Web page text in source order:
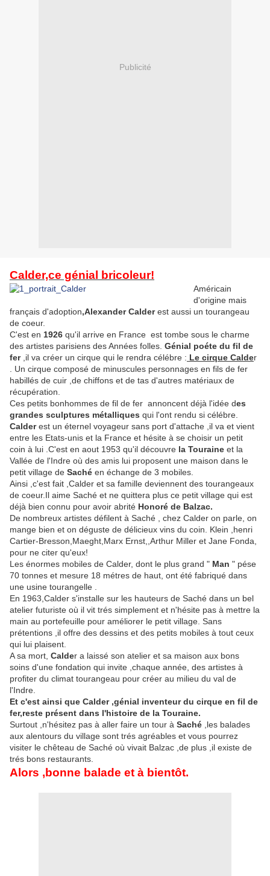
Publicité
Calder,ce génial bricoleur!
Américain
d'origine mais
français d'adoption,Alexander Calderest aussi un tourangeau
de coeur.
C'est en 1926 qu'il arrive en France est tombe sous le charme
des artistes parisiens des Années folles. Génial poéte du fil de
fer,il va créer un cirque qui le rendra célébre : Le cirque Calder
. Un cirque composé de minuscules personnages en fils de fer
habillés de cuir ,de chiffons et de tas d'autres matériaux de
récupération.
Ces petits bonhommes de fil de fer annoncent déjà l'idée des
grandes sculptures métalliques qui l'ont rendu si célébre.
Calderest un éternel voyageur sans port d'attache ,il va et vient
entre les Etats-unis et la France et hésite à se choisir un petit
coin à lui .C'est en aout 1953 qu'il découvre la Touraine et la
Vallée de l'Indre où des amis lui proposent une maison dans le
petit village de Saché en échange de 3 mobiles.
Ainsi ,c'est fait ,Calder et sa famille deviennent des tourangeaux
de coeur.Il aime Saché et ne quittera plus ce petit village qui est
déjà bien connu pour avoir abrité Honoré de Balzac.
De nombreux artistes défilent à Saché , chez Calder on parle, on
mange bien et on déguste de délicieux vins du coin. Klein ,henri
Cartier-Bresson,Maeght,Marx Ernst,,Arthur Miller et Jane Fonda,
pour ne citer qu'eux!
Les énormes mobiles de Calder, dont le plus grand " Man " pése
70 tonnes et mesure 18 métres de haut, ont été fabriqué dans
une usine tourangelle .
En 1963,Calder s'installe sur les hauteurs de Saché dans un bel
atelier futuriste où il vit trés simplement et n'hésite pas à mettre la
main au portefeuille pour améliorer le petit village. Sans
prétentions ,il offre des dessins et des petits mobiles à tout ceux
qui lui plaisent.
A sa mort, Calder a laissé son atelier et sa maison aux bons
soins d'une fondation qui invite ,chaque année, des artistes à
profiter du climat tourangeau pour créer au milieu du val de
l'Indre.
Et c'est ainsi que Calder ,génial inventeur du cirque en fil de
fer,reste présent dans l'histoire de la Touraine.
Surtout ,n'hésitez pas à aller faire un tour à Saché ,les balades
aux alentours du village sont trés agréables et vous pourrez
visiter le chêteau de Saché où vivait Balzac ,de plus ,il existe de
trés bons restaurants.
Alors ,bonne balade et à bientôt.